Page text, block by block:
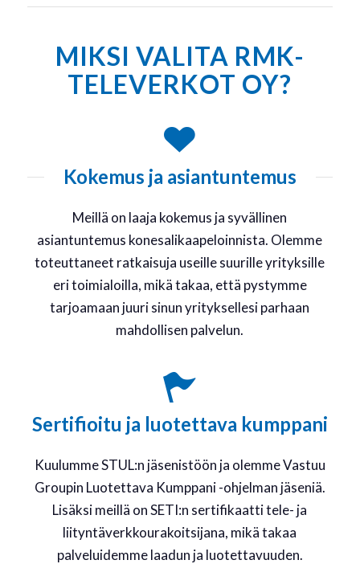
MIKSI VALITA RMK-
TELEVERKOT OY?
Kokemus ja asiantuntemus
Meillä on laaja kokemus ja syvällinen
asiantuntemus konesalikaapeloinnista. Olemme
toteuttaneet ratkaisuja useille suurille yrityksille
eri toimialoilla, mikä takaa, että pystymme
tarjoamaan juuri sinun yrityksellesi parhaan
mahdollisen palvelun.
Sertifioitu ja luotettava kumppani
Kuulumme STUL:n jäsenistöön ja olemme Vastuu
Groupin Luotettava Kumppani -ohjelman jäseniä.
Lisäksi meillä on SETI:n sertifikaatti tele- ja
liityntäverkkourakoitsijana, mikä takaa
palveluidemme laadun ja luotettavuuden.